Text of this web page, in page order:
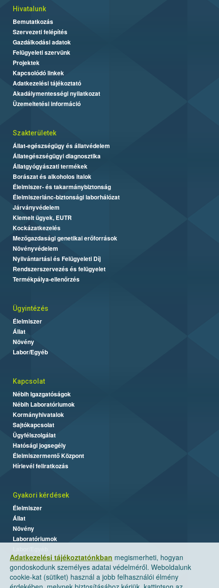
Adatkezelési tájékoztatónkban megismerheti, hogyan
gondoskodunk személyes adatai védelméről. Weboldalunk
cookie-kat (sütiket) használ a jobb felhasználói élmény
Hivatalunk
Bemutatkozás
Szervezeti felépítés
Gazdálkodási adatok
Felügyeleti szervünk
Projektek
Kapcsolódó linkek
Adatkezelési tájékoztató
Akadálymentességi nyilatkozat
Üzemeltetési információ
Szakterületek
Állat-egészségügy és állatvédelem
Állategészségügyi diagnosztika
Állatgyógyászati termékek
Borászat és alkoholos italok
Élelmiszer- és takarmánybiztonság
Élelmiszerlánc-biztonsági laborhálózat
Járványvédelem
Kiemelt ügyek, EUTR
Kockázatkezelés
Mezőgazdasági genetikai erőforrások
Növényvédelem
Nyilvántartási és Felügyeleti Díj
Rendszerszervezés és felügyelet
Termékpálya-ellenőrzés
Ügyintézés
Élelmiszer
Állat
Növény
Labor/Egyéb
Kapcsolat
Nébih Igazgatóságok
Nébih Laboratóriumok
Kormányhivatalok
Sajtókapcsolat
Ügyfélszolgálat
Hatósági jogsegély
Élelmiszermentő Központ
Hírlevél feliratkozás
Gyakori kérdések
Élelmiszer
Állat
Növény
Laboratóriumok